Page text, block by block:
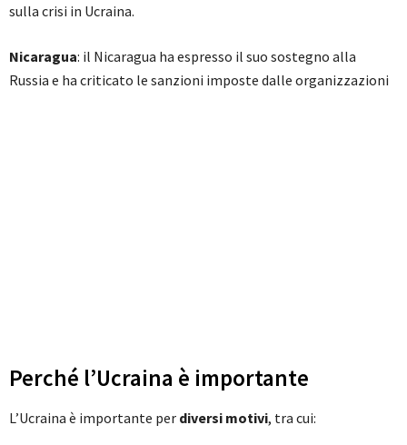
sulla crisi in Ucraina.
Nicaragua: il Nicaragua ha espresso il suo sostegno alla
Russia e ha criticato le sanzioni imposte dalle organizzazioni
Perché l’Ucraina è importante
L’Ucraina è importante per diversi motivi, tra cui: